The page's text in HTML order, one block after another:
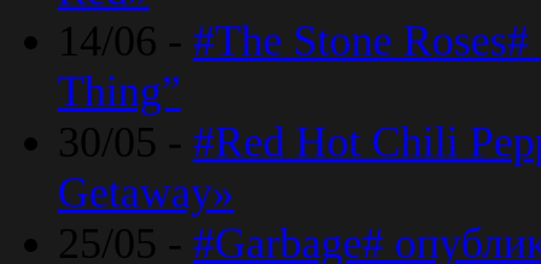
14/06 - #The Stone
Thing”
30/05 - #Red Hot Chili
Getaway»
25/05 - #Garbage#